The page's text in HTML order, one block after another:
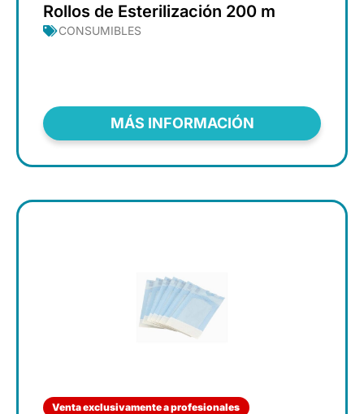
Rollos de Esterilización 200 m
CONSUMIBLES
MÁS INFORMACIÓN
Venta exclusivamente a profesionales